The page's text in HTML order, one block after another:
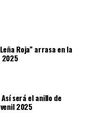
Roja” arrasa en la
2025
será el anillo de
2025